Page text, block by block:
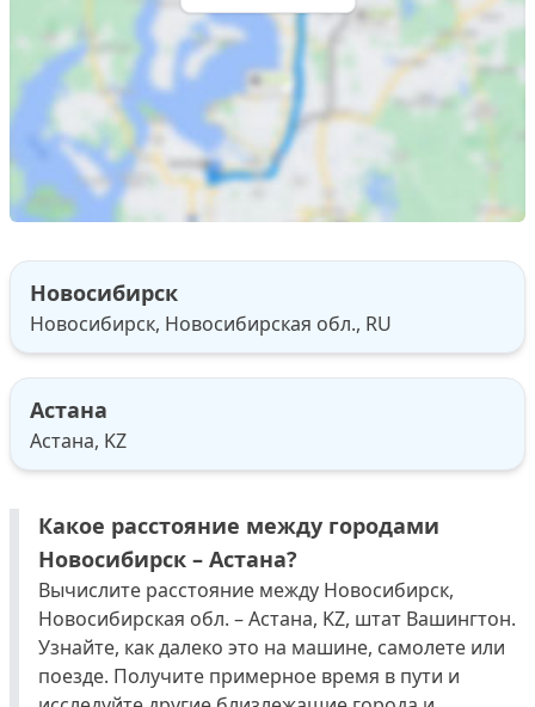
Новосибирск
Новосибирск, Новосибирская обл., RU
Астана
Астана, KZ
Какое расстояние между городами
Новосибирск – Астана?
Вычислите расстояние между Новосибирск,
Новосибирская обл. – Астана, KZ, штат Вашингтон.
Узнайте, как далеко это на машине, самолете или
поезде. Получите примерное время в пути и